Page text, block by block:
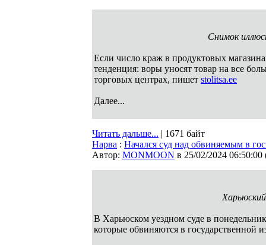
Снимок
Если число краж в продуктовых
тенденция: воры уносят товар на все
торговых центрах, пишет stolitsa.ee
Далее...
Читать дальше... | 1671 байт
Нарва : Начался суд над обвиняемым в
Автор: MONMOON в 25/02/2024 06:50:00
В Харьюском уездном суде в
которые обвиняются в государственной